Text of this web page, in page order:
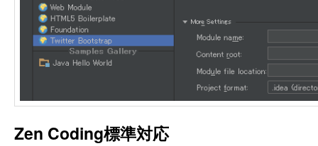
Zen Coding標準対応